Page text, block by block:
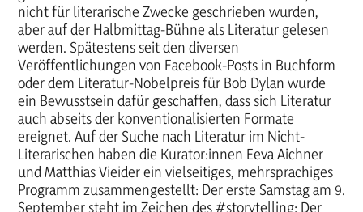
nicht für literarische Zwecke geschrieben wurden,
aber auf der Halbmittag-Bühne als Literatur gelesen
werden. Spätestens seit den diversen
Veröffentlichungen von Facebook-Posts in Buchform
oder dem Literatur-Nobelpreis für Bob Dylan wurde
ein Bewusstsein dafür geschaffen, dass sich Literatur
auch abseits der konventionalisierten Formate
ereignet. Auf der Suche nach Literatur im Nicht-
Literarischen haben die Kurator:innen Eeva Aichner
und Matthias Vieider ein vielseitiges, mehrsprachiges
Programm zusammengestellt: Der erste Samstag am 9.
September steht im Zeichen des #storytelling: Der